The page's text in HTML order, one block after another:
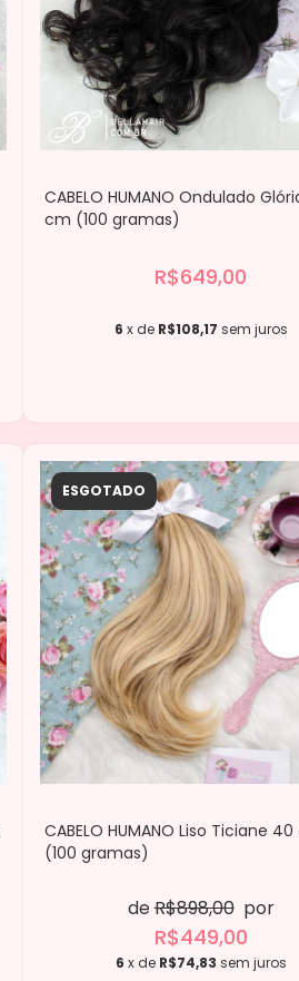
CABELO HUMANO Ondulado
cm (100 gramas)
R$649,00
6 x de R$108,17 sem juros
ESGOTADO
CABELO HUMANO Liso Ticiane
(100 gramas)
deR$898,00 por
R$449,00
6 x de R$74,83 sem juros